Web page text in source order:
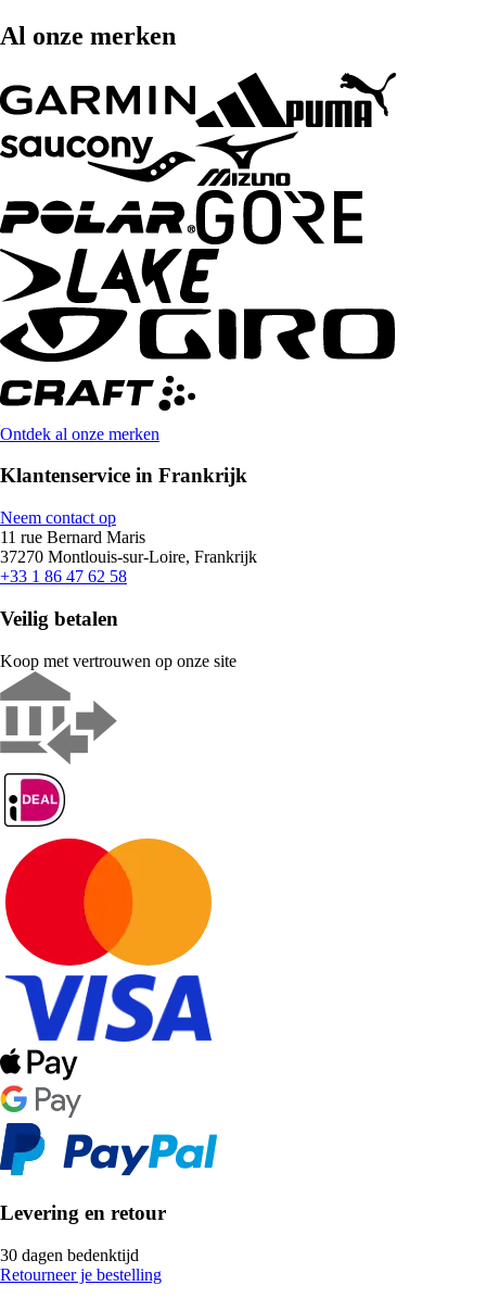
Al onze merken
Ontdek al onze merken
Klantenservice in Frankrijk
Neem contact op
11 rue Bernard Maris
37270 Montlouis-sur-Loire, Frankrijk
+33 1 86 47 62 58
Veilig betalen
Koop met vertrouwen op onze site
Levering en retour
30 dagen bedenktijd
Retourneer je bestelling